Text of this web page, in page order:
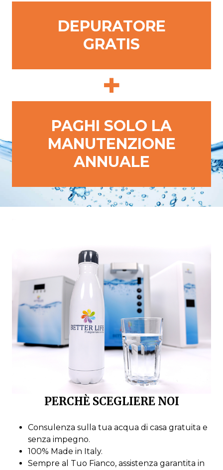
DEPURATORE
GRATIS
+
PAGHI SOLO LA
MANUTENZIONE
ANNUALE
PERCHÈ SCEGLIERE NOI
Consulenza sulla tua acqua di casa gratuita e
senza impegno.
100% Made in Italy.
Sempre al Tuo Fianco, assistenza garantita in